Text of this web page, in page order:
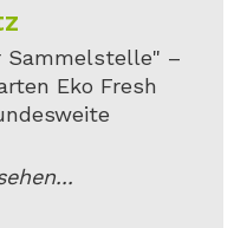
Sammelstelle" –
Eko Fresh